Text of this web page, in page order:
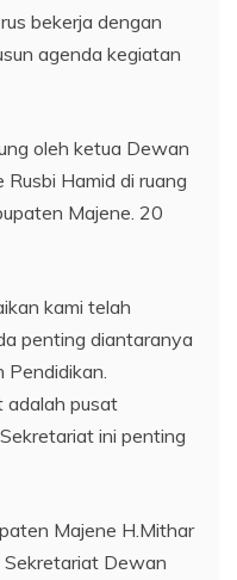
bekerja dengan
agenda kegiatan
oleh ketua Dewan
Hamid di ruang
Majene. 20
kami telah
penting diantaranya
adalah pusat
ini penting
Majene H.Mithar
Dewan